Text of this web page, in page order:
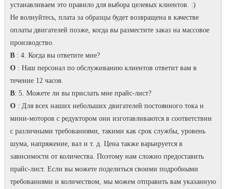
устанавливаем это правило для выбора целевых клиентов. :)
Не волнуйтесь, плата за образцы будет возвращена в качестве
оплаты двигателей позже, когда вы разместите заказ на массовое
производство.
В: 4. Когда вы ответите мне?
O: Наш персонал по обслуживанию клиентов ответит вам в
течение 12 часов.
В: 5. Можете ли вы прислать мне прайс-лист?
O: Для всех наших небольших двигателей постоянного тока и
мини-моторов с редуктором они изготавливаются в соответствии
с различными требованиями, такими как срок службы, уровень
шума, напряжение, вал и т. д. Цена также варьируется в
зависимости от количества. Поэтому нам сложно предоставить
прайс-лист. Если вы можете поделиться своими подробными
требованиями и количеством, мы можем отправить вам указанную